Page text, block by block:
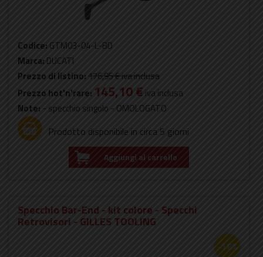
Codice: GTM03-04-L-BD
Marca: DUCATI
Prezzo di listino:176,95 €iva inclusa
Prezzo hot'n'rare: 145,10 € iva inclusa
Note: - specchio singolo - OMOLOGATO
Prodotto disponibile in circa 5 giorni
Aggiungi al carrello
Specchio Bar-End - kit colore - Specchi
Retrovisori - GILLES TOOLING
-18%